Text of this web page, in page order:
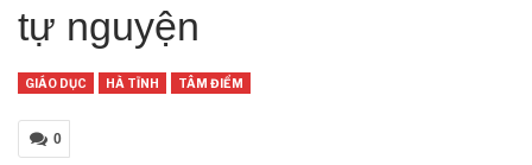
tự nguyện
GIÁO DỤC HÀ TĨNH TÂM ĐIỂM
0